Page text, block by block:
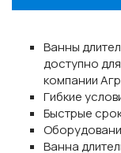
Ванны
доступно
компании
Гибкие
Быстрые
Ванна